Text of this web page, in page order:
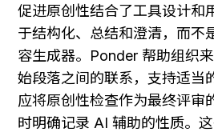
促进原创性结合了工具设计和
于结构化、总结和澄清，而不
容生成器。Ponder 帮助组织
始段落之间的联系，支持适当
应将原创性检查作为最终评审
时明确记录 AI 辅助的性质。